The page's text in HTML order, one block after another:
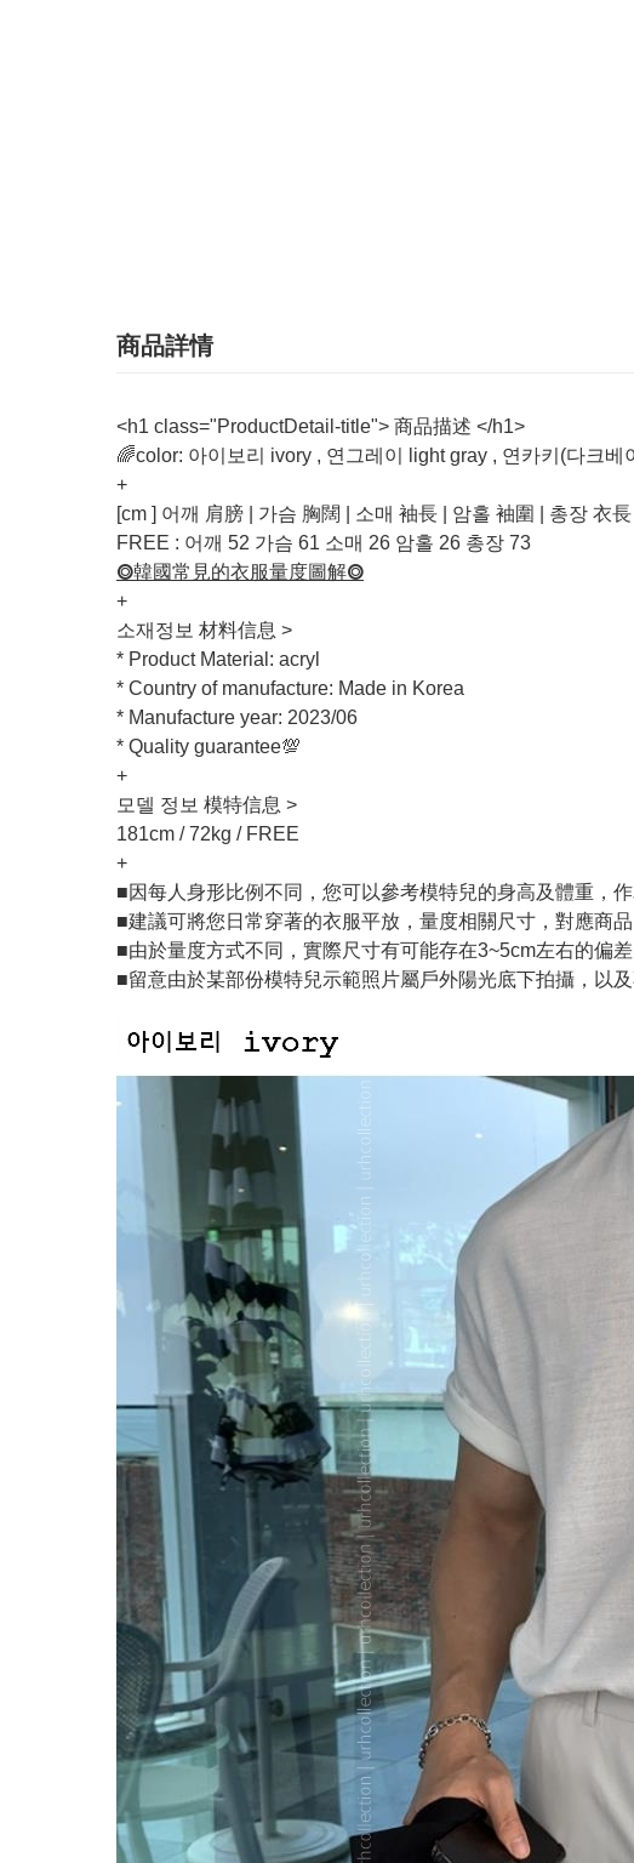
商品詳情
<h1 class="ProductDetail-title"> 商品描述 </h1>
🌈color: 아이보리 ivory , 연그레이 light gray , 연카키(다크
+
[cm ] 어깨 肩膀 | 가슴 胸闊 | 소매 袖長 | 암홀 袖圍 | 총장 衣長
FREE : 어깨 52 가슴 61 소매 26 암홀 26 총장 73
⭗韓國常見的衣服量度圖解⭗
+
소재정보 材料信息 >
* Product Material: acryl
* Country of manufacture: Made in Korea
* Manufacture year: 2023/06
* Quality guarantee💯
+
모델 정보 模特信息 >
181cm / 72kg / FREE
+
■因每人身形比例不同，您可以參考模特兒的身高及體重，作
■建議可將您日常穿著的衣服平放，量度相關尺寸，對應商
■由於量度方式不同，實際尺寸有可能存在3~5cm左右的偏差
■留意由於某部份模特兒示範照片屬戶外陽光底下拍攝，以